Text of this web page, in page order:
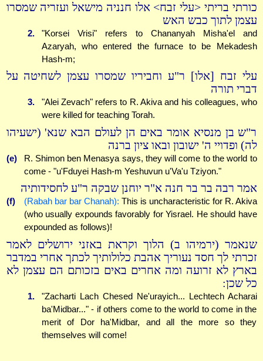
כורתי בריתי <עלי זבח> אלו חנניה מישאל ועזריה שמסרו
עצמן לתוך כבש האש
2.
"Korsei Vrisi" refers to Chananyah Misha'el and
Azaryah, who entered the furnace to be Mekadesh
Hash-m;
עלי זבח [אלו] ר"ע וחביריו שמסרו עצמן לשחיטה על
דברי תורה
3.
"Alei Zevach" refers to R. Akiva and his colleagues, who
were killed for teaching Torah.
ר"ש בן מנסיא אומר באים הן לעולם הבא שנא' (ישעיהו
לה) ופדויי ה' ישובון ובאו ציון ברנה
(e)
R. Shimon ben Menasya says, they will come to the world to
come - "u'Fduyei Hash-m Yeshuvun u'Va'u Tziyon."
אמר רבה בר בר חנה א"ר יוחנן שבקה ר"ע לחסידותיה
(f) (Rabah bar bar Chanah): This is uncharacteristic for R. Akiva
(who usually expounds favorably for Yisrael. He should have
expounded as follows)!
שנאמר (ירמיהו ב) הלוך וקראת באזני ירושלים לאמר
זכרתי לך חסד נעוריך אהבת כלולותיך לכתך אחרי במדבר
בארץ לא זרועה ומה אחרים באים בזכותם הם עצמן לא
כל שכן:
1.
"Zacharti Lach Chesed Ne'urayich... Lechtech Acharai
ba'Midbar..." - if others come to the world to come in the
merit of Dor ha'Midbar, and all the more so they
themselves will come!